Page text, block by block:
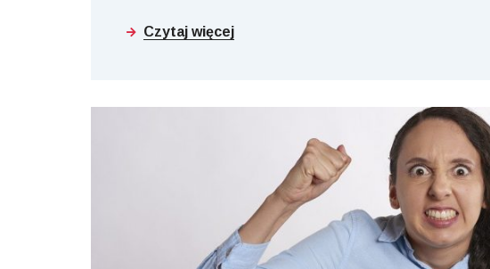
Czytaj więcej